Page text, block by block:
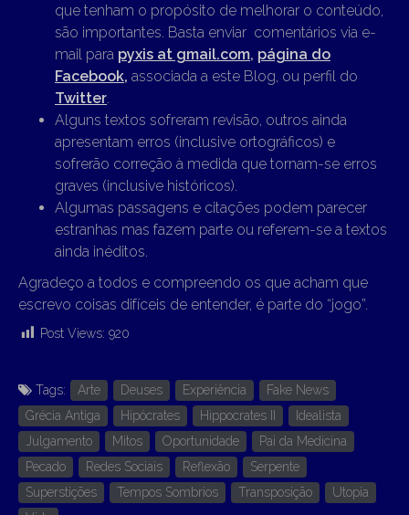
que tenham o propósito de melhorar o conteúdo,
são importantes. Basta enviar comentários via e-
mail para pyxis at gmail.com, página do
Facebook, associada a este Blog, ou perfil do
Twitter.
Alguns textos sofreram revisão, outros ainda
apresentam erros (inclusive ortográficos) e
sofrerão correção à medida que tornam-se erros
graves (inclusive históricos).
Algumas passagens e citações podem parecer
estranhas mas fazem parte ou referem-se a textos
ainda inéditos.
Agradeço a todos e compreendo os que acham que
escrevo coisas difíceis de entender, é parte do “jogo”.
Post Views: 920
Tags: Arte Deuses Experiência
Fake News
Grécia Antiga
Hipócrates Hippocrates II
Idealista
Julgamento
Mitos Oportunidade
Pai da Medicina
Pecado
Redes Sociais Reflexão
Serpente
Superstições
Tempos Sombrios Transposição
Utopia